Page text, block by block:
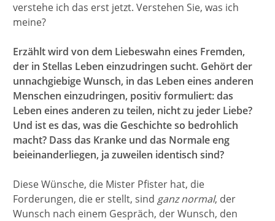
verstehe ich das erst jetzt. Verstehen Sie, was ich
meine?
Erzählt wird von dem Liebeswahn eines Fremden,
der in Stellas Leben einzudringen sucht. Gehört der
unnachgiebige Wunsch, in das Leben eines anderen
Menschen einzudringen, positiv formuliert: das
Leben eines anderen zu teilen, nicht zu jeder Liebe?
Und ist es das, was die Geschichte so bedrohlich
macht? Dass das Kranke und das Normale eng
beieinanderliegen, ja zuweilen identisch sind?
Diese Wünsche, die Mister Pfister hat, die
Forderungen, die er stellt, sind ganz normal, der
Wunsch nach einem Gespräch, der Wunsch, den